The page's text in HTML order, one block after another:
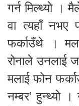
गर्न मिल्थ्यो ।
वा त्यहाँ नभए
फर्काउँथे ।
रोनाले उनलाई
मलाई फोन
नम्बर’ हुन्थ्यो